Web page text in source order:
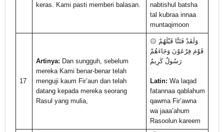
keras. Kami pasti memberi balasan.
nabtishul batsha
tal kubraa innaa
muntaqimoon
17
Artinya: Dan sungguh, sebelum
mereka Kami benar-benar telah
menguji kaum Fir’aun dan telah
datang kepada mereka seorang
Rasul yang mulia,
۞ وَلَقَدْ فَتَنَّا قَبْلَهُمْ
قَوْمَ فِرْعَوْنَ وَجَاءَهُمْ
رَسُولٌ كَرِيمٌ
Latin: Wa laqad
fatannaa qablahum
qawma Fir’awna
wa jaaa’ahum
Rasoolun kareem